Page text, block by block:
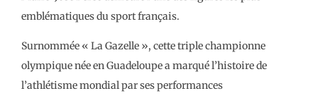
emblématiques du sport français.
Surnommée « La Gazelle », cette triple championne
olympique née en Guadeloupe a marqué l’histoire de
l’athlétisme mondial par ses performances